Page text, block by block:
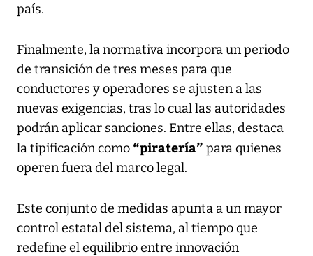
país.
Finalmente, la normativa incorpora un periodo
de transición de tres meses para que
conductores y operadores se ajusten a las
nuevas exigencias, tras lo cual las autoridades
podrán aplicar sanciones. Entre ellas, destaca
la tipificación como “piratería” para quienes
operen fuera del marco legal.
Este conjunto de medidas apunta a un mayor
control estatal del sistema, al tiempo que
redefine el equilibrio entre innovación